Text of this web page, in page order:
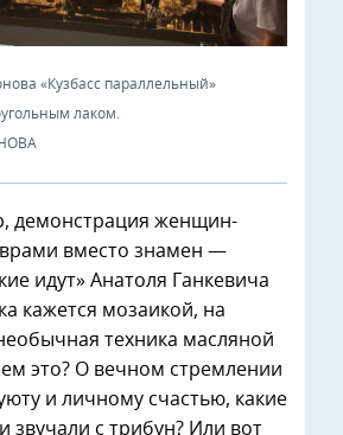
«Кузбасс параллельный»
лаком.
демонстрация женщин-
вместо знамен —
идут» Анатоля Ганкевича
кажется мозаикой, на
техника масляной
это? О вечном стремлении
и личному счастью, какие
звучали с трибун? Или вот